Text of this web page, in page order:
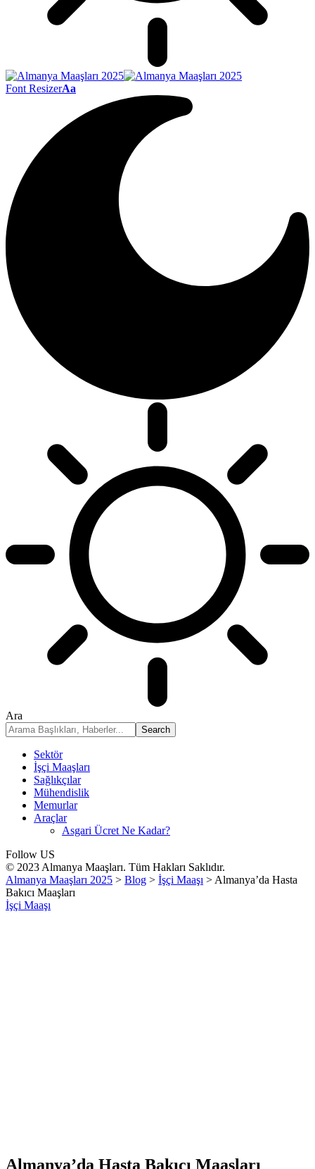
Font ResizerAa
Ara
Sektör
İşçi Maaşları
Sağlıkçılar
Mühendislik
Memurlar
Araçlar
Asgari Ücret Ne Kadar?
Follow US
© 2023 Almanya Maaşları. Tüm Hakları Saklıdır.
Almanya Maaşları 2025 > Blog > İşçi Maaşı > Almanya’da Hasta
Bakıcı Maaşları
İşçi Maaşı
Almanya’da Hasta Bakıcı Maaşları